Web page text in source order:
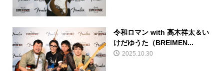
令和ロマン with 高木祥太＆い
けだゆうた（BREIMEN...
2025.10.30